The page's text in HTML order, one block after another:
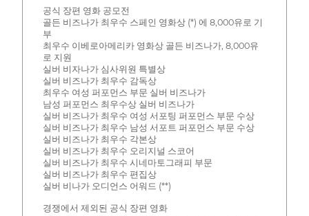
공식 장편 영화 공모전
골든 비즈나가 최우수 스페인 영화상 (*) 에 8,000유로 기
부
최우수 이베로아메리카 영화상 골든 비즈나가, 8,000유
로 지원
실버 비자나가 심사위원 특별상
실버 비즈나가 최우수 감독상
최우수 여성 퍼포먼스 부문 실버 비즈나가
남성 퍼포먼스 최우수상 실버 비즈나가
실버 비즈나가 최우수 여성 서포팅 퍼포먼스 부문 수상
실버 비즈나가 최우수 남성 서포트 퍼포먼스 부문 수상
실버 비즈나가 최우수 각본상
실버 비즈나가 최우수 오리지널 스코어
실버 비즈나가 최우수 시네마토그래피 부문
실버 비즈나가 최우수 편집상
실버 비나가 오디언스 어워드 (**)
경쟁에서 제외된 공식 장편 영화